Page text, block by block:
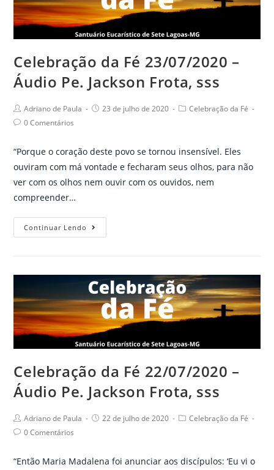
Pe.
Jackson
Frota,
Celebração da Fé 23/07/2020 –
Áudio Pe. Jackson Frota, sss
Post
author:
Adriano de Paula
Post23 de julho de 2020
PostCelebração da Fé
Post0 Comentários
“Porque o coração deste povo se tornou insensível. Eles
ouviram com má vontade e fecharam seus olhos, para não
ver com os olhos nem ouvir com os ouvidos, nem
compreender…
Continuar Lendo
da
–
Áudio
Pe.
Jackson
Frota,
Celebração da Fé 22/07/2020 –
Áudio Pe. Jackson Frota, sss
Post
author:
Adriano de Paula
Post22 de julho de 2020
PostCelebração da Fé
Post0 Comentários
“Então Maria Madalena foi anunciar aos discípulos: ‘Eu vi o